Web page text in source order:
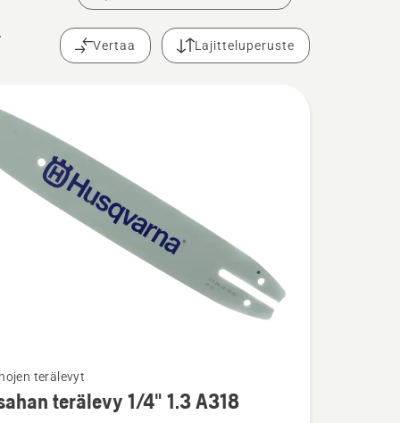
Vertaa Lajitteluperuste
terälevyt
terälevy 1/4" 1.3 A318